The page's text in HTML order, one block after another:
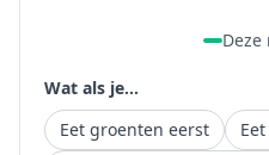
Wat als je...
Eet groenten eerst